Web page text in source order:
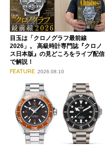
目玉は「クロノグラフ最前線
2026」。 高級時計専門誌『クロノ
ス日本版』の見どころをライブ配信
で解説！
FEATURE 2026.08.10